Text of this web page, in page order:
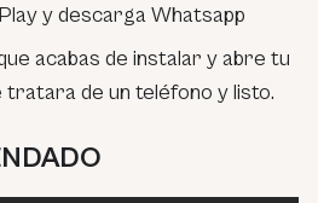
y descarga Whatsapp
acabas de instalar y abre tu
tratara de un teléfono y listo.